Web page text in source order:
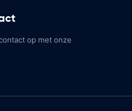
op met onze